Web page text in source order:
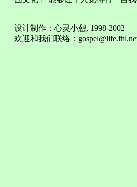
设计制作：心灵小憩, 1998-2002
欢迎和我们联络：